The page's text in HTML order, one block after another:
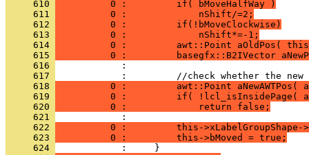
     610
          0 :         if( bMoveHalfWay )
     611
          0 :             nShift/=2;
     612
          0 :         if(!bMoveClockwise)
     613
          0 :             nShift*=-1;
     614
0 :         awt::Point aOldPos(
     615
0 :         basegfx::B2IVector
     616
     617
     618
0 :         awt::Point aNewAWTPos(
     619
0 :         if( !lcl_isInsidePage(
     620
          0 :             return false;
     621
     622
0 :         this->xLabelGroupShape-
     623
          0 :         this->bMoved = true;
     624